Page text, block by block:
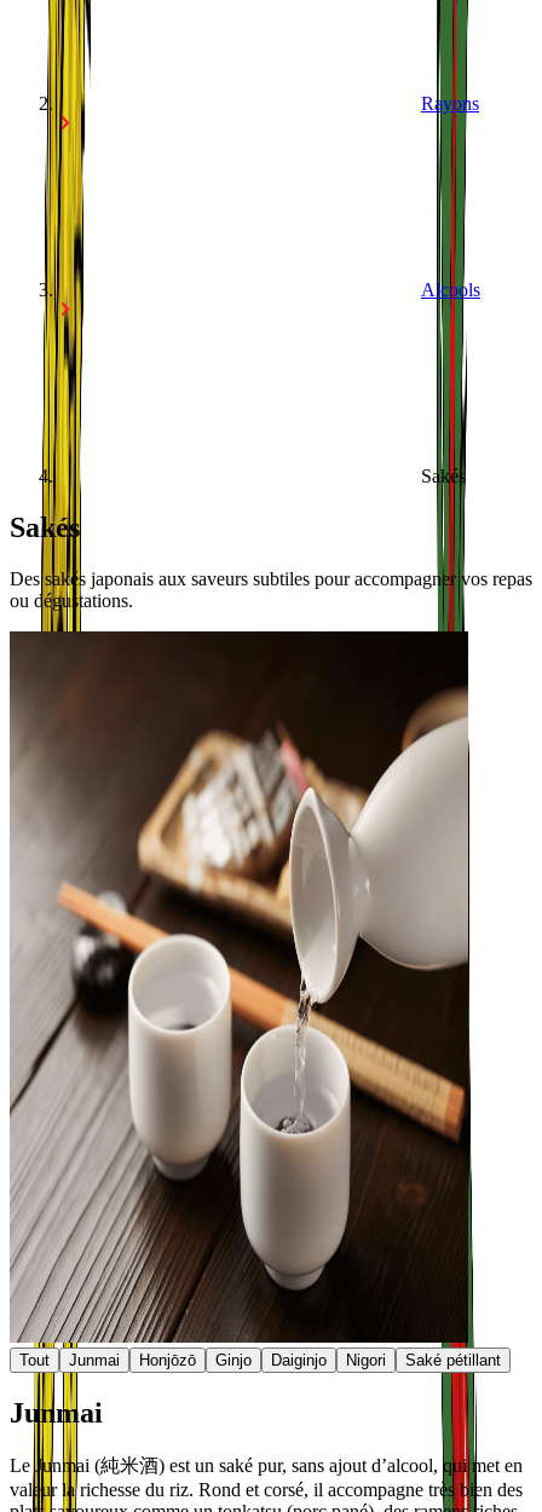
Rayons
Alcools
Sakés
Sakés
Des sakés japonais aux saveurs subtiles pour accompagner vos repas
ou dégustations.
Tout Junmai Honjōzō Ginjo Daiginjo Nigori Saké pétillant
Junmai
Le Junmai (純米酒) est un saké pur, sans ajout d’alcool, qui met en
valeur la richesse du riz. Rond et corsé, il accompagne très bien des